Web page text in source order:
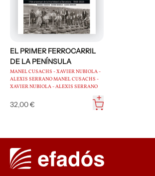
EL PRIMER FERROCARRIL
DE LA PENÍNSULA
MANEL CUSACHS - XAVIER NUBIOLA -
ALEXIS SERRANO MANEL CUSACHS -
XAVIER NUBIOLA - ALEXIS SERRANO
32,00 €